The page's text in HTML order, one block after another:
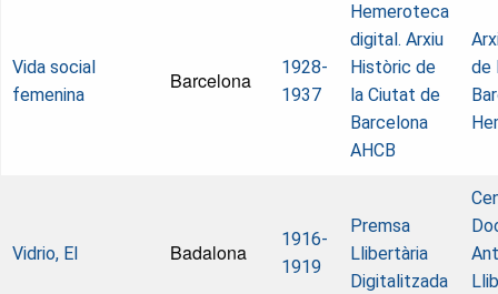
Vida social
femenina
Barcelona
1928-
1937
Hemeroteca
digital. Arxiu
Històric de
la Ciutat de
Barcelona
AHCB
de
Vidrio, El Badalona
1916-
1919
Premsa
Llibertària
Digitalitzada